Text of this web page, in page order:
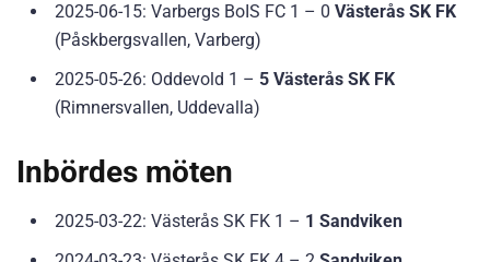
2025-06-15: Varbergs BoIS FC 1 – 0 Västerås SK FK
(Påskbergsvallen, Varberg)
2025-05-26: Oddevold 1 – 5 Västerås SK FK
(Rimnersvallen, Uddevalla)
Inbördes möten
2025-03-22: Västerås SK FK 1 – 1 Sandviken